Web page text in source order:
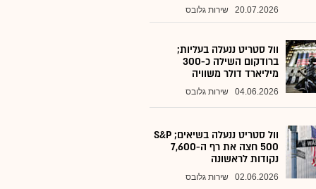
20.07.2026 שירות גלובס
וול סטריט ננעלה בעליות;
ברודקום השילה כ-300
מיליארד דולר משוויה
04.06.2026 שירות גלובס
וול סטריט ננעלה בשיאים; S&P
500 חצה את רף ה-7,600
נקודות לראשונה
02.06.2026 שירות גלובס